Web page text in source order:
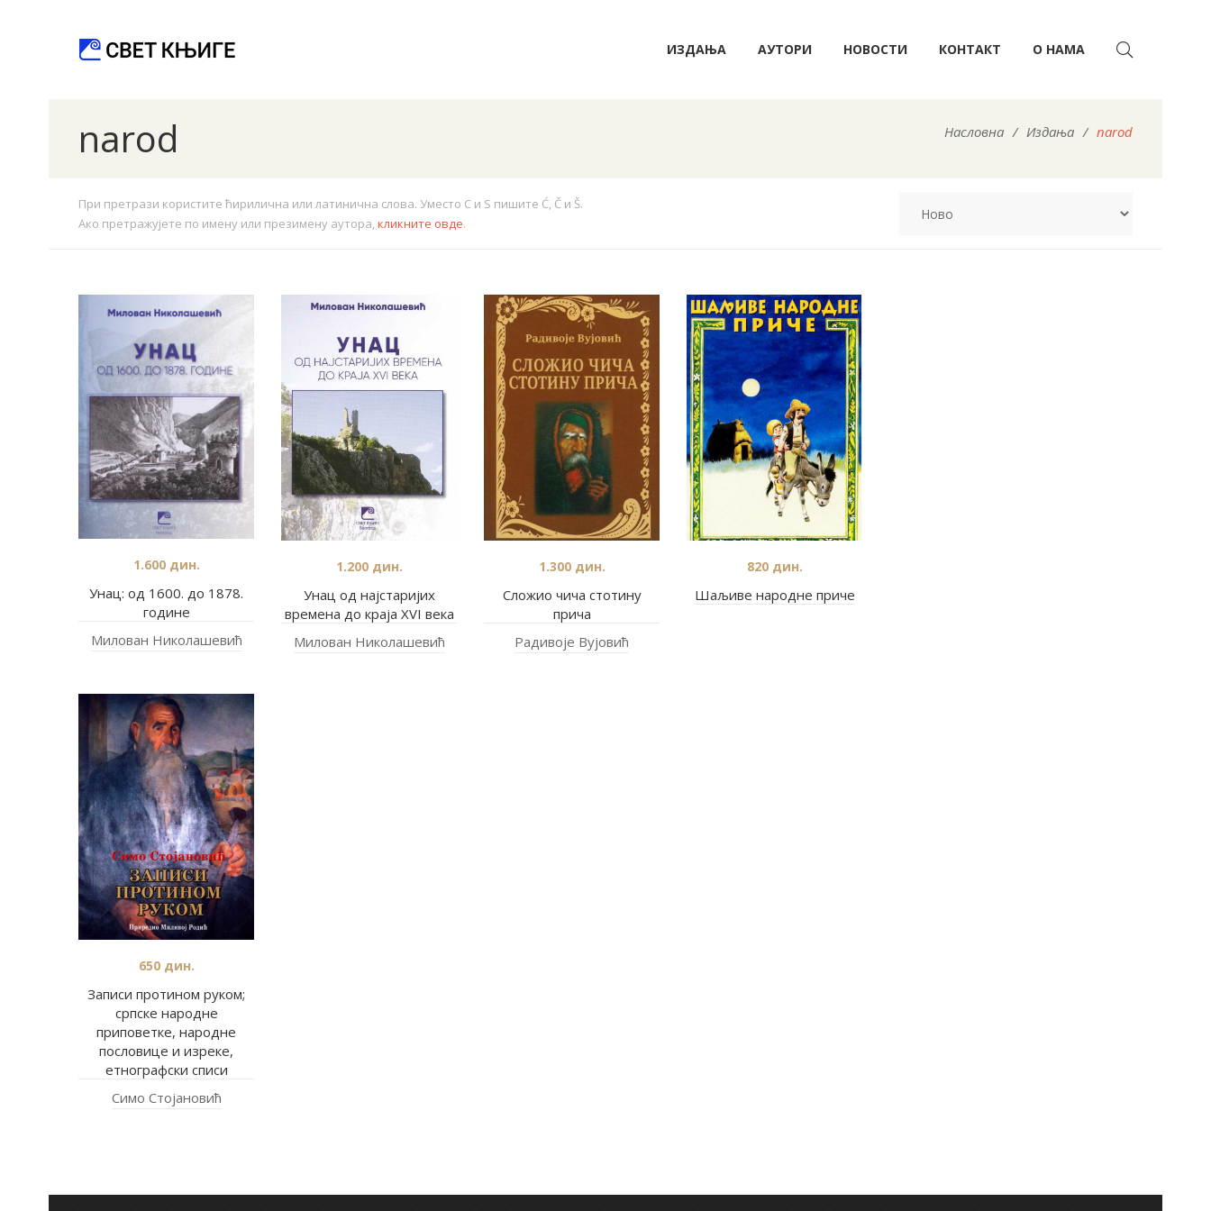
ИЗДАЊА АУТОРИ НОВОСТИ КОНТАКТ О НАМА
narod Насловна / Издања / narod
При претрази користите ћирилична или латинична слова. Уместо C и S пишите Ć, Č и Š.
Ако претражујете по имену или презимену аутора,кликните овде.
Унац: од 1600. до 1878.
године
1.600дин.
Милован Николашевић
Унац од најстаријих
времена до краја XVI века
1.200дин.
Милован Николашевић
Сложио чича стотину
прича
1.300дин.
Радивоје Вујовић
Шаљиве народне приче
820дин.
Записи протином руком;
српске народне
приповетке, народне
пословице и изреке,
етнографски списи
650дин.
Симо Стојановић